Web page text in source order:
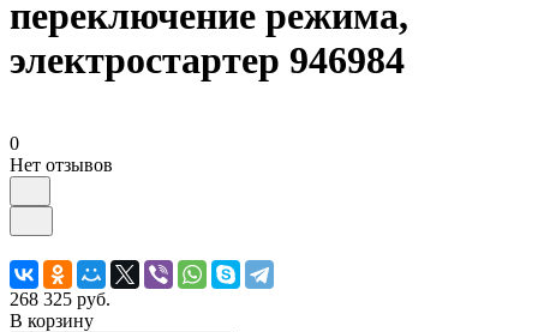
переключение режима,
электростартер 946984
0
Нет отзывов
268 325 руб.
В корзину